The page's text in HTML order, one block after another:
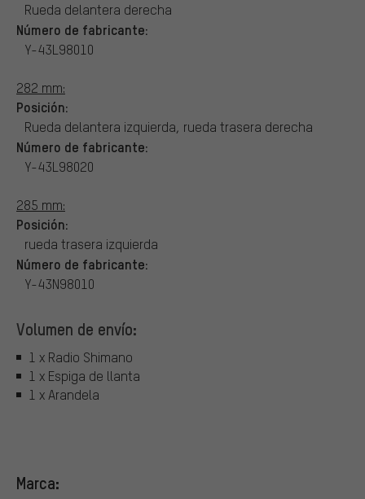
Rueda delantera derecha
Número de fabricante:
Y-43L98010
282 mm:
Posición:
Rueda delantera izquierda, rueda trasera derecha
Número de fabricante:
Y-43L98020
285 mm:
Posición:
rueda trasera izquierda
Número de fabricante:
Y-43N98010
Volumen de envío:
1 x Radio Shimano
1 x Espiga de llanta
1 x Arandela
Marca: